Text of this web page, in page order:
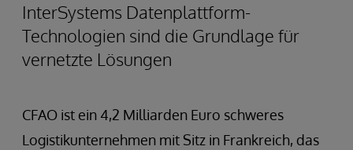
InterSystems Datenplattform-
Technologien sind die Grundlage für
vernetzte Lösungen
CFAO ist ein 4,2 Milliarden Euro schweres
Logistikunternehmen mit Sitz in Frankreich, das